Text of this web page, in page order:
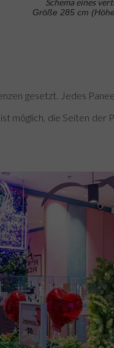
Schema eines
Größe 285 cm
gesetzt. Jedes
möglich, die Seiten der